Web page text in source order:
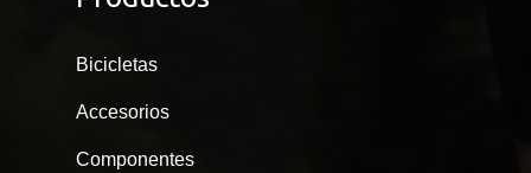
Bicicletas
Accesorios
Componentes